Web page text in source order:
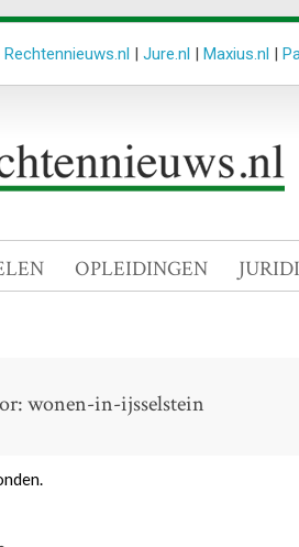
Rechtennieuws.nl | Jure.nl | Maxius.nl |
OPLEIDINGEN
wonen-in-ijsselstein